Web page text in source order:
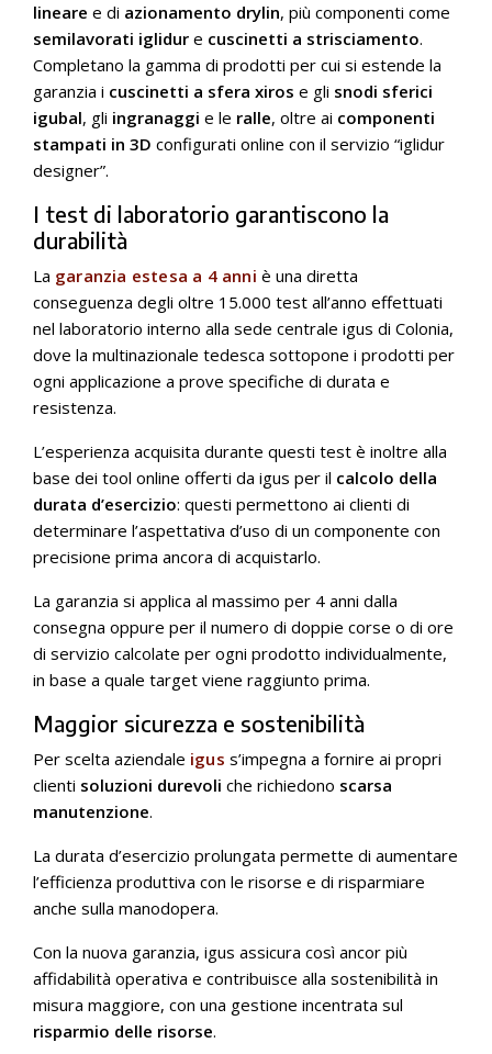
lineare e di azionamento drylin, più componenti come
semilavorati iglidur e cuscinetti a strisciamento.
Completano la gamma di prodotti per cui si estende la
garanzia i cuscinetti a sfera xiros e gli snodi sferici
igubal, gli ingranaggi e le ralle, oltre ai componenti
stampati in 3D configurati online con il servizio “iglidur
designer”.
I test di laboratorio garantiscono la
durabilità
La garanzia estesa a 4 anni è una diretta
conseguenza degli oltre 15.000 test all’anno effettuati
nel laboratorio interno alla sede centrale igus di Colonia,
dove la multinazionale tedesca sottopone i prodotti per
ogni applicazione a prove specifiche di durata e
resistenza.
L’esperienza acquisita durante questi test è inoltre alla
base dei tool online offerti da igus per il calcolo della
durata d’esercizio: questi permettono ai clienti di
determinare l’aspettativa d’uso di un componente con
precisione prima ancora di acquistarlo.
La garanzia si applica al massimo per 4 anni dalla
consegna oppure per il numero di doppie corse o di ore
di servizio calcolate per ogni prodotto individualmente,
in base a quale target viene raggiunto prima.
Maggior sicurezza e sostenibilità
Per scelta aziendale igus s’impegna a fornire ai propri
clienti soluzioni durevoli che richiedono scarsa
manutenzione.
La durata d’esercizio prolungata permette di aumentare
l’efficienza produttiva con le risorse e di risparmiare
anche sulla manodopera.
Con la nuova garanzia, igus assicura così ancor più
affidabilità operativa e contribuisce alla sostenibilità in
misura maggiore, con una gestione incentrata sul
risparmio delle risorse.